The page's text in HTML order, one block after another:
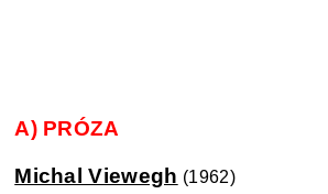
A) PRÓZA
Michal Viewegh (1962)